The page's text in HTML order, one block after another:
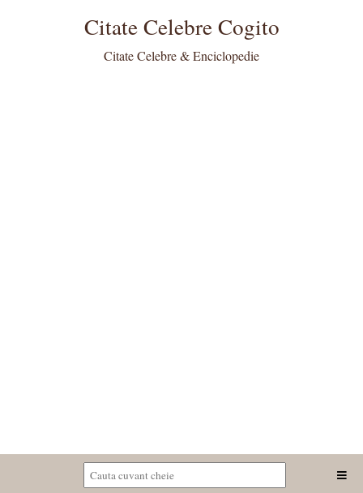
Citate Celebre Cogito
Citate Celebre & Enciclopedie